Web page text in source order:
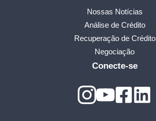
Nossas Notícias
Análise de Crédito
Recuperação de Crédito
Negociação
Conecte-se